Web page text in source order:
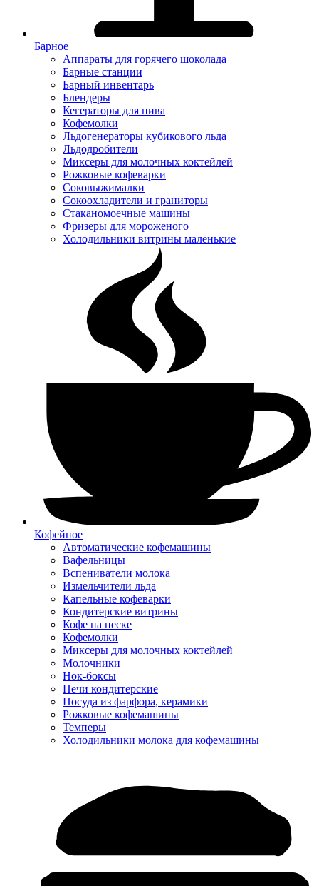
Барное
Аппараты для горячего шоколада
Барные станции
Барный инвентарь
Блендеры
Кегераторы для пива
Кофемолки
Льдогенераторы кубикового льда
Льдодробители
Миксеры для молочных коктейлей
Рожковые кофеварки
Соковыжималки
Сокоохладители и граниторы
Стаканомоечные машины
Фризеры для мороженого
Холодильники витрины маленькие
Кофейное
Автоматические кофемашины
Вафельницы
Вспениватели молока
Измельчители льда
Капельные кофеварки
Кондитерские витрины
Кофе на песке
Кофемолки
Миксеры для молочных коктейлей
Молочники
Нок-боксы
Печи кондитерские
Посуда из фарфора, керамики
Рожковые кофемашины
Темперы
Холодильники молока для кофемашины